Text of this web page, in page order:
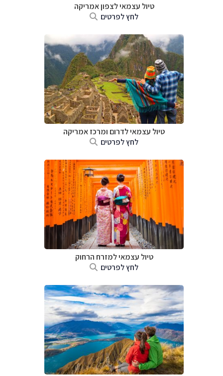
טיול עצמאי לצפון אמריקה
לחץ לפרטים
טיול עצמאי לדרום ומרכז אמריקה
לחץ לפרטים
טיול עצמאי למזרח הרחוק
לחץ לפרטים